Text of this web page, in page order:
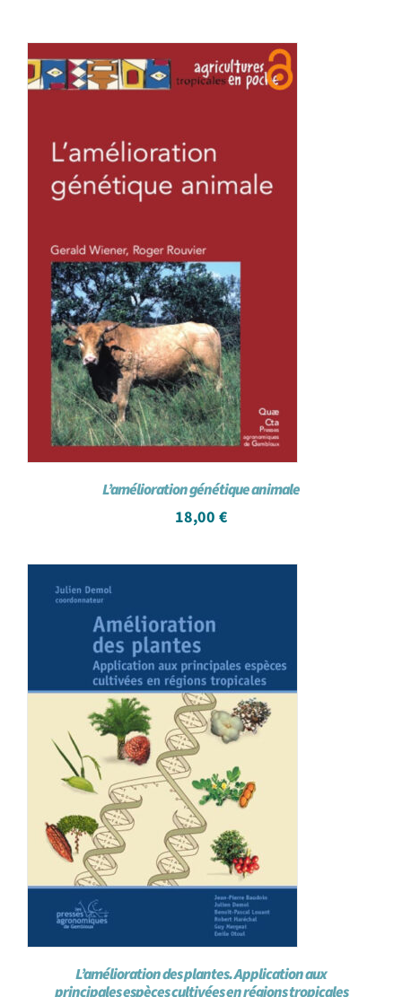
L’amélioration génétique animale
18,00 €
L’amélioration des plantes. Application aux
principales espèces cultivées en régions tropicales